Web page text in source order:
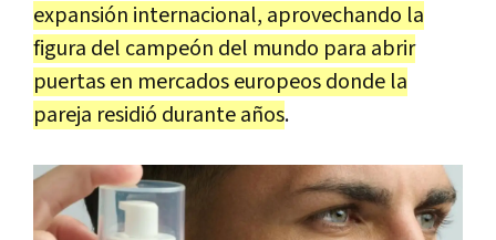
expansión internacional, aprovechando la
figura del campeón del mundo para abrir
puertas en mercados europeos donde la
pareja residió durante años.